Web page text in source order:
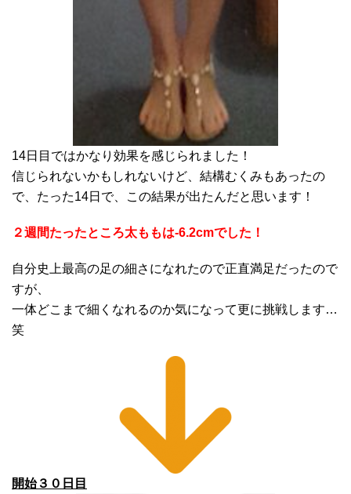
14日目ではかなり効果を感じられました！
信じられないかもしれないけど、結構むくみもあったの
で、たった14日で、この結果が出たんだと思います！
２週間たったところ太ももは-6.2cmでした！
自分史上最高の足の細さになれたので正直満足だったので
すが、
一体どこまで細くなれるのか気になって更に挑戦します…
笑
開始３０日目